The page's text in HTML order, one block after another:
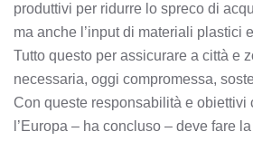
produttivi per ridurre lo spreco di
ma anche l’input di materiali plastici
Tutto questo per assicurare a città e
necessaria, oggi compromessa,
Con queste responsabilità e obiettivi
l’Europa – ha concluso – deve fare